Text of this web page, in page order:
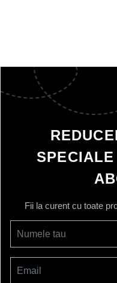
Fii la curent cu toate
Numele tau
Email